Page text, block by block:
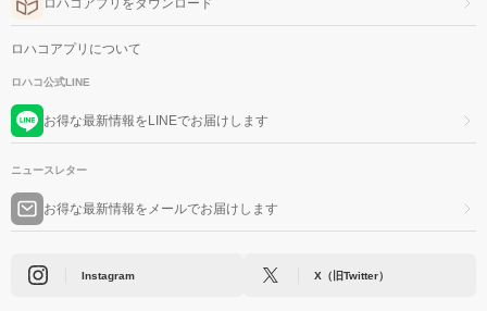
ロハコアプリについて
ロハコ公式LINE
お得な最新情報をLINEでお届けします
ニュースレター
お得な最新情報をメールでお届けします
Instagram X（旧Twitter）